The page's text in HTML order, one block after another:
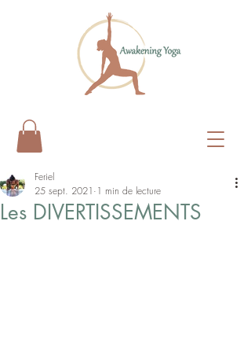
Les DIVERTISSEMENTS
Feriel
25 sept. 2021 1 min de lecture